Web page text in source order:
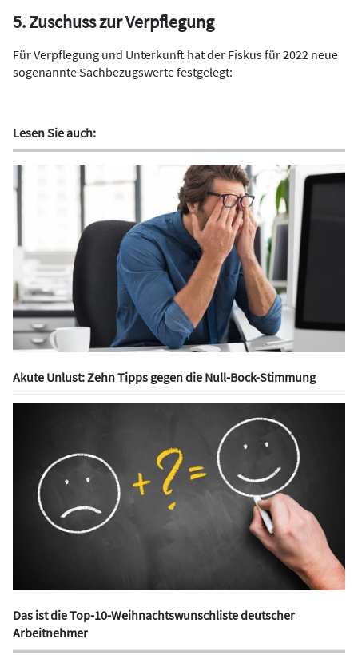
5. Zuschuss zur Verpflegung
Für Verpflegung und Unterkunft hat der Fiskus für 2022 neue
sogenannte Sachbezugswerte festgelegt:
Lesen Sie auch:
Akute Unlust: Zehn Tipps gegen die Null-Bock-Stimmung
Das ist die Top-10-Weihnachtswunschliste deutscher
Arbeitnehmer